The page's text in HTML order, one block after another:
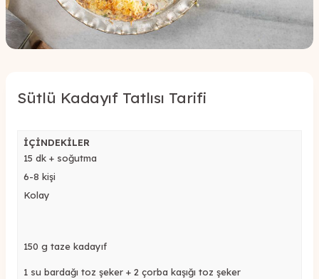
Sütlü Kadayıf Tatlısı Tarifi
İÇİNDEKİLER
15 dk + soğutma
6-8 kişi
Kolay
150 g taze kadayıf
1 su bardağı toz şeker + 2 çorba kaşığı toz şeker